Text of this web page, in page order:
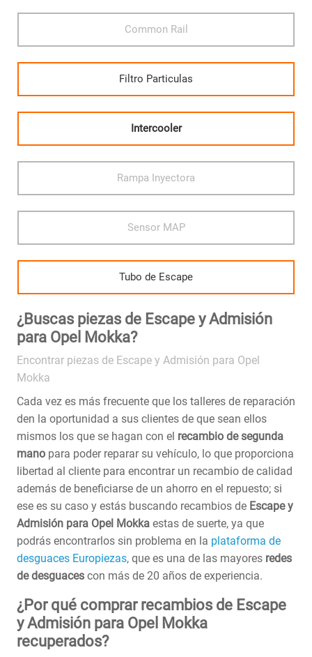
Common Rail
Filtro Particulas
Intercooler
Rampa Inyectora
Sensor MAP
Tubo de Escape
¿Buscas piezas de Escape y Admisión
para Opel Mokka?
Encontrar piezas de Escape y Admisión para Opel
Mokka
Cada vez es más frecuente que los talleres de reparación
den la oportunidad a sus clientes de que sean ellos
mismos los que se hagan con el recambio de segunda
mano para poder reparar su vehículo, lo que proporciona
libertad al cliente para encontrar un recambio de calidad
además de beneficiarse de un ahorro en el repuesto; si
ese es su caso y estás buscando recambios de Escape y
Admisión para Opel Mokka estas de suerte, ya que
podrás encontrarlos sin problema en la plataforma de
desguaces Europiezas, que es una de las mayores redes
de desguaces con más de 20 años de experiencia.
¿Por qué comprar recambios de Escape
y Admisión para Opel Mokka
recuperados?